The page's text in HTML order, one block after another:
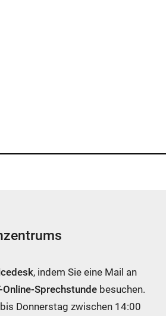
, indem Sie eine Mail an
Online-Sprechstunde besuchen.
Donnerstag zwischen 14:00